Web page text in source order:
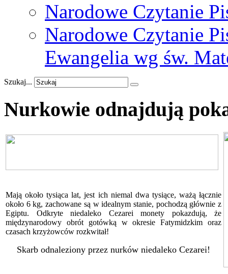
Narodowe Czytanie
Narodowe Czytanie
Ewangelia wg św.
Szukaj...
Nurkowie odnajdują
Mają około tysiąca lat, jest ich niemal dwa tysiące, ważą łącznie
około 6 kg, zachowane są w idealnym stanie, pochodzą głównie z
Egiptu. Odkryte niedaleko Cezarei monety pokazdują, że
międzynarodowy obrót gotówką w okresie Fatymidzkim oraz
czasach krzyżowców rozkwitał!
Skarb odnaleziony przez nurków niedaleko Cezarei!